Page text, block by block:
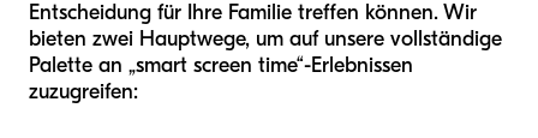
Entscheidung für Ihre Familie treffen können. Wir
bieten zwei Hauptwege, um auf unsere vollständige
Palette an „smart screen time“-Erlebnissen
zuzugreifen: